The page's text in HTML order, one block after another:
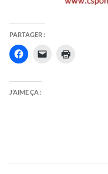
PARTAGER :
J’AIME ÇA :